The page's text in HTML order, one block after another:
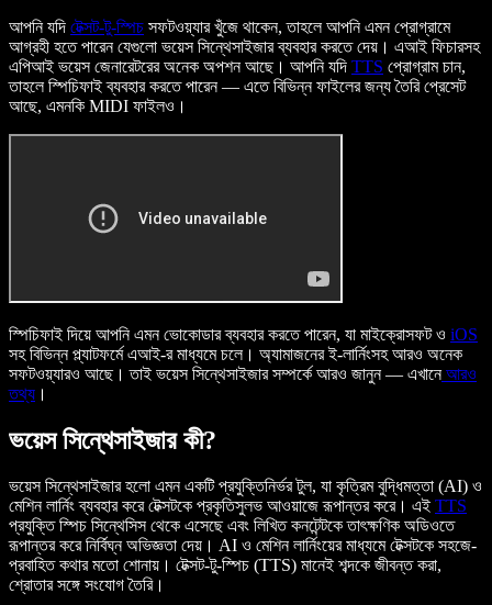
আপনি যদি টেক্সট-টু-স্পিচ সফটওয়্যার খুঁজে থাকেন, তাহলে আপনি এমন প্রোগ্রামে
আগ্রহী হতে পারেন যেগুলো ভয়েস সিন্থেসাইজার ব্যবহার করতে দেয়। এআই ফিচারসহ
এপিআই ভয়েস জেনারেটরের অনেক অপশন আছে। আপনি যদি TTS প্রোগ্রাম চান,
তাহলে স্পিচিফাই ব্যবহার করতে পারেন — এতে বিভিন্ন ফাইলের জন্য তৈরি প্রেসেট
আছে, এমনকি MIDI ফাইলও।
স্পিচিফাই দিয়ে আপনি এমন ভোকোডার ব্যবহার করতে পারেন, যা মাইক্রোসফট ও iOS
সহ বিভিন্ন প্ল্যাটফর্মে এআই-র মাধ্যমে চলে। অ্যামাজনের ই-লার্নিংসহ আরও অনেক
সফটওয়্যারও আছে। তাই ভয়েস সিন্থেসাইজার সম্পর্কে আরও জানুন — এখানেআরও
তথ্য ।
ভয়েস সিন্থেসাইজার কী?
ভয়েস সিন্থেসাইজার হলো এমন একটি প্রযুক্তিনির্ভর টুল, যা কৃত্রিম বুদ্ধিমত্তা (AI) ও
মেশিন লার্নিং ব্যবহার করে টেক্সটকে প্রকৃতিসুলভ আওয়াজে রূপান্তর করে। এই TTS
প্রযুক্তি স্পিচ সিন্থেসিস থেকে এসেছে এবং লিখিত কনটেন্টকে তাৎক্ষণিক অডিওতে
রূপান্তর করে নির্বিঘ্ন অভিজ্ঞতা দেয়। AI ও মেশিন লার্নিংয়ের মাধ্যমে টেক্সটকে সহজে-
প্রবাহিত কথার মতো শোনায়। টেক্সট-টু-স্পিচ (TTS) মানেই শব্দকে জীবন্ত করা,
শ্রোতার সঙ্গে সংযোগ তৈরি।